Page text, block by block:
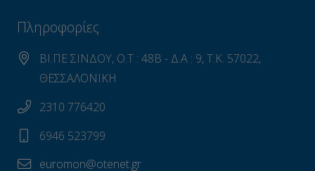
Πληροφορίες
ΒΙ.ΠΕ ΣΙΝΔΟΥ, Ο.Τ : 48Β - Δ.Α : 9, Τ.Κ. 57022,
ΘΕΣΣΑΛΟΝΙΚΗ
2310 776420
6946 523799
euromon@otenet.gr